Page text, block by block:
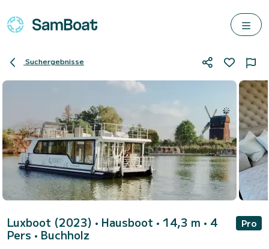
Suchergebnisse
Luxboot (2023) • Hausboot • 14,3 m • 4
Pers • Buchholz
Pro